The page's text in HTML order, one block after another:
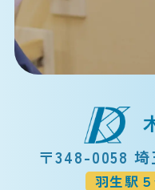
〒348-0058
羽生駅